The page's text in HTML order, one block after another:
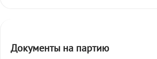
Документы на партию